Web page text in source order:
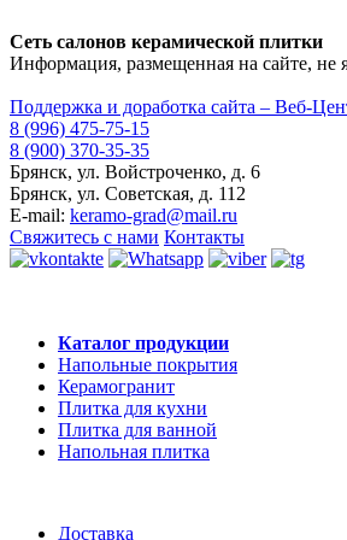
Сеть салонов керамической плитки
Информация, размещенная на сайте, не
Поддержка и доработка сайта – Веб-
8 (996) 475-75-15
8 (900) 370-35-35
Брянск, ул. Войстроченко, д. 6
Брянск, ул. Советская, д. 112
E-mail: keramo-grad@mail.ru
Свяжитесь с нами Контакты
Каталог продукции
Напольные покрытия
Керамогранит
Плитка для кухни
Плитка для ванной
Напольная плитка
Доставка